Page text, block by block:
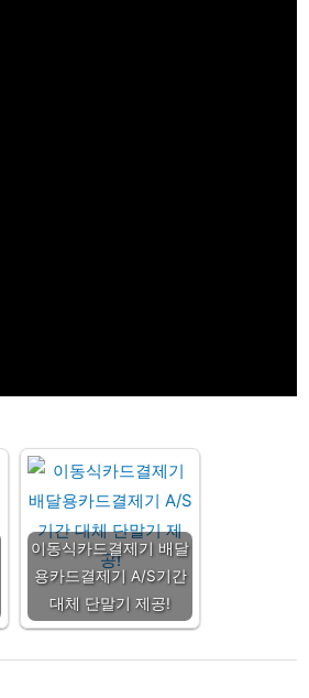
이동식카드결제기 배달
용카드결제기 A/S기간
대체 단말기 제공!